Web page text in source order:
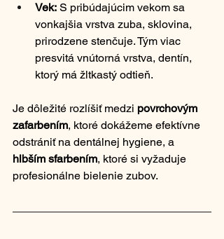
Vek: S pribúdajúcim vekom sa
vonkajšia vrstva zuba, sklovina,
prirodzene stenčuje. Tým viac
presvitá vnútorná vrstva, dentín,
ktorý má žltkastý odtieň.
Je dôležité rozlíšiť medzi povrchovým
zafarbením, ktoré dokážeme efektívne
odstrániť na dentálnej hygiene, a
hlbším sfarbením, ktoré si vyžaduje
profesionálne bielenie zubov.